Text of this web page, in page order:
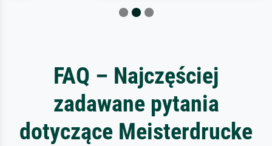
FAQ – Najczęściej
zadawane pytania
dotyczące Meisterdrucke